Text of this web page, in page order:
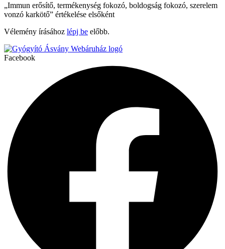
„Immun erősítő, termékenység fokozó, boldogság fokozó, szerelem
vonzó karkötő” értékelése elsőként
Vélemény írásához lépj be előbb.
Facebook